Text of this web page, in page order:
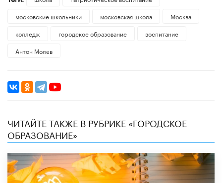
московские школьники
московская школа
Москва
колледж
городское образование
воспитание
Антон Молев
ЧИТАЙТЕ ТАКЖЕ В РУБРИКЕ «ГОРОДСКОЕ
ОБРАЗОВАНИЕ»